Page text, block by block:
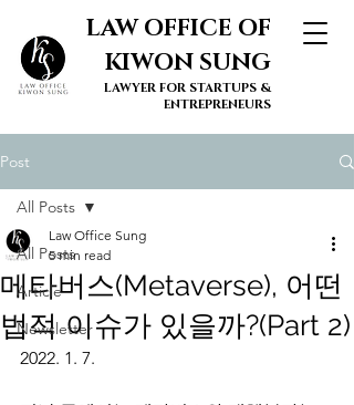
LAW OFFICE OF
KIWON SUNG
LAWYER FOR STARTUPS &
ENTREPRENEURS
Post
All Posts
Article
Newsletter
All Posts
메타버스(Metaverse), 어떤
법적 이슈가 있을까?(Part 2)
Law Office Sung
5 min read
2022. 1. 7.